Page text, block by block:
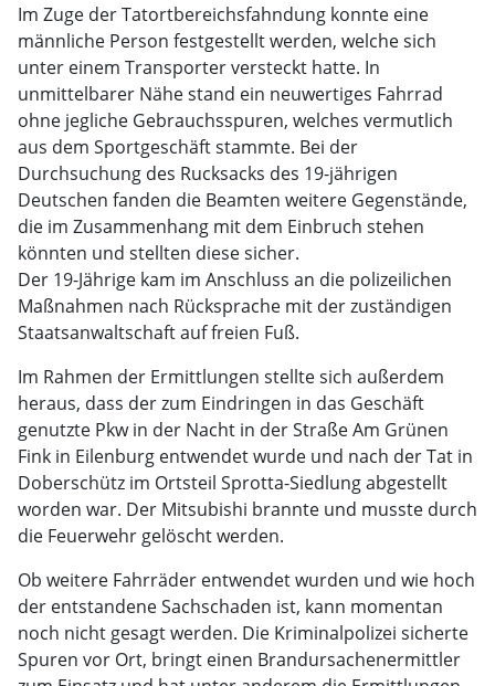
Im Zuge der Tatortbereichsfahndung konnte eine
männliche Person festgestellt werden, welche sich
unter einem Transporter versteckt hatte. In
unmittelbarer Nähe stand ein neuwertiges Fahrrad
ohne jegliche Gebrauchsspuren, welches vermutlich
aus dem Sportgeschäft stammte. Bei der
Durchsuchung des Rucksacks des 19-jährigen
Deutschen fanden die Beamten weitere Gegenstände,
die im Zusammenhang mit dem Einbruch stehen
könnten und stellten diese sicher.
Der 19-Jährige kam im Anschluss an die polizeilichen
Maßnahmen nach Rücksprache mit der zuständigen
Staatsanwaltschaft auf freien Fuß.
Im Rahmen der Ermittlungen stellte sich außerdem
heraus, dass der zum Eindringen in das Geschäft
genutzte Pkw in der Nacht in der Straße Am Grünen
Fink in Eilenburg entwendet wurde und nach der Tat in
Doberschütz im Ortsteil Sprotta-Siedlung abgestellt
worden war. Der Mitsubishi brannte und musste durch
die Feuerwehr gelöscht werden.
Ob weitere Fahrräder entwendet wurden und wie hoch
der entstandene Sachschaden ist, kann momentan
noch nicht gesagt werden. Die Kriminalpolizei sicherte
Spuren vor Ort, bringt einen Brandursachenermittler